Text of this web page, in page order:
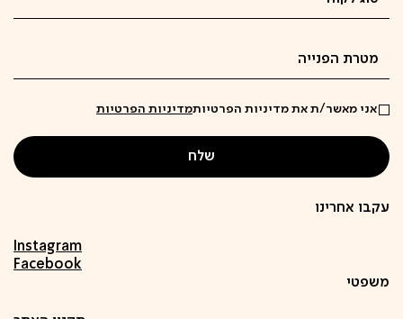
אני מאשר/ת את מדיניות הפרטיותמדיניות הפרטיות
עקבו אחרינו
Instagram
Facebook
משפטי